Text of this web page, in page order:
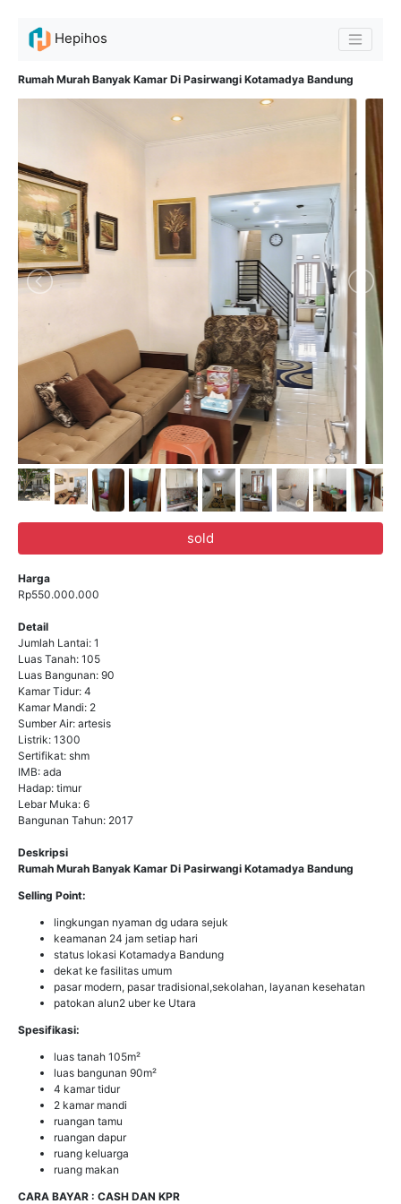
Hepihos
Rumah Murah Banyak Kamar Di Pasirwangi Kotamadya Bandung
sold
Harga
Rp550.000.000
Detail
Jumlah Lantai: 1
Luas Tanah: 105
Luas Bangunan: 90
Kamar Tidur: 4
Kamar Mandi: 2
Sumber Air: artesis
Listrik: 1300
Sertifikat: shm
IMB: ada
Hadap: timur
Lebar Muka: 6
Bangunan Tahun: 2017
Deskripsi
Rumah Murah Banyak Kamar Di Pasirwangi Kotamadya Bandung
Selling Point:
lingkungan nyaman dg udara sejuk
keamanan 24 jam setiap hari
status lokasi Kotamadya Bandung
dekat ke fasilitas umum
pasar modern, pasar tradisional,sekolahan, layanan kesehatan
patokan alun2 uber ke Utara
Spesifikasi:
luas tanah 105m²
luas bangunan 90m²
4 kamar tidur
2 kamar mandi
ruangan tamu
ruangan dapur
ruang keluarga
ruang makan
CARA BAYAR : CASH DAN KPR